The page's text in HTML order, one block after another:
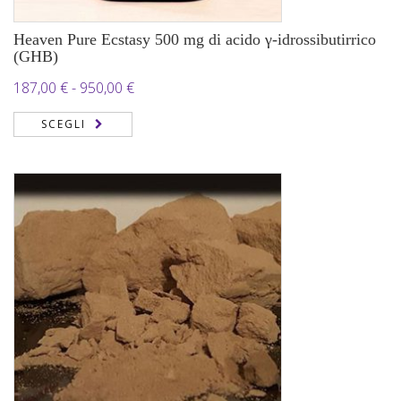
Heaven Pure Ecstasy 500 mg di acido γ-idrossibutirrico
(GHB)
187,00 €- 950,00 €Fascia
187,00 €
a
950,00 €
SCEGLI